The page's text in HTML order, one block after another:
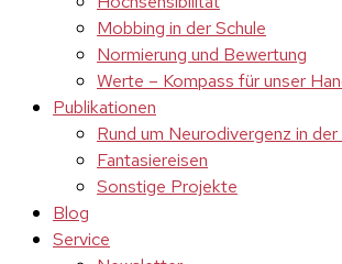
Mobbing in der Schule
Normierung und Bewertung
Werte – Kompass für unser
Publikationen
Rund um Neurodivergenz in der
Fantasiereisen
Sonstige Projekte
Blog
Service